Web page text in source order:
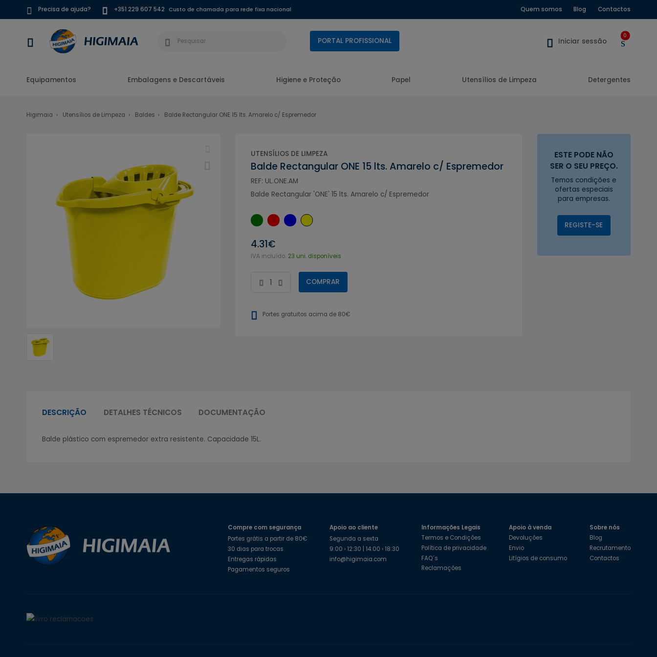
Precisa de ajuda? +351 229 607 542 Custo de chamada para rede fixa nacional Quem somos Blog Contactos
PORTAL PROFISSIONAL Iniciar sessão
0
Equipamentos Embalagens e Descartáveis Higiene e Proteção Papel Utensílios de Limpeza Detergentes
Higimaia Utensílios de Limpeza Baldes Balde Rectangular ONE 15 lts. Amarelo c/ Espremedor
UTENSÍLIOS DE LIMPEZA
Balde Rectangular ONE 15 lts. Amarelo c/ Espremedor
REF: UL.ONE.AM
Balde Rectangular 'ONE' 15 lts. Amarelo c/ Espremedor
4.31€
IVA incluído. 23 uni. disponíveis
COMPRAR
Portes gratuitos acima de 80€
ESTE PODE NÃO
SER O SEU PREÇO.
Temos condições e
ofertas especiais
para empresas.
REGISTE-SE
DESCRIÇÃO DETALHES TÉCNICOS DOCUMENTAÇÃO
Balde plástico com espremedor extra resistente. Capacidade 15L.
Compre com segurança
Portes grátis a partir de 80€
30 dias para trocas
Entregas rápidas
Pagamentos seguros
Apoio ao cliente
Segunda a sexta
9:00 › 12:30 | 14:00 › 18:30
info@higimaia.com
Informações Legais
Termos e Condições
Política de privacidade
FAQ´s
Reclamações
Apoio à venda
Devoluções
Envio
Litígios de consumo
Sobre nós
Blog
Recrutamento
Contactos